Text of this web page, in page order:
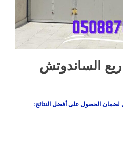
الساندوتش
لضمان الحصول على أفضل النتائج: